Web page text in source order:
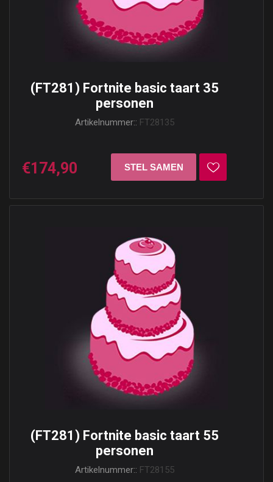
(FT281) Fortnite basic taart 35
personen
Artikelnummer:: FT28135
€174,90
(FT281) Fortnite basic taart 55
personen
Artikelnummer:: FT28155